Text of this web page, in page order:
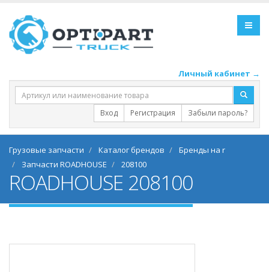
Личный кабинет →
Вход Регистрация Забыли пароль?
Грузовые запчасти Каталог брендов
Бренды на r
Запчасти ROADHOUSE
208100
ROADHOUSE 208100